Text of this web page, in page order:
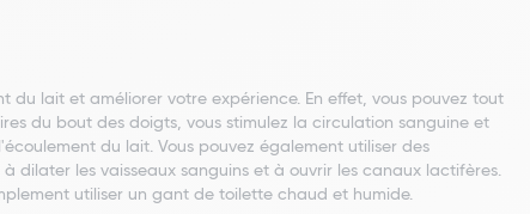
lait et améliorer votre expérience. En effet, vous pouvez tout
du bout des doigts, vous stimulez la circulation sanguine et
du lait. Vous pouvez également utiliser des
dilater les vaisseaux sanguins et à ouvrir les canaux lactifères.
utiliser un gant de toilette chaud et humide.